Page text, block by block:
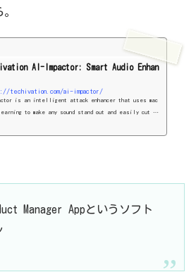
AI-Impactor: Smart Audio Enhan
techivation.com/ai-impactor/
is an intelligent attack enhancer that uses mac
to make any sound stand out and easily cut th
Manager Appというソフト